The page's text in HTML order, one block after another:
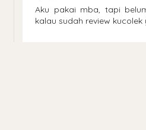
Aku pakai mba, tapi
kalau sudah review kucolek